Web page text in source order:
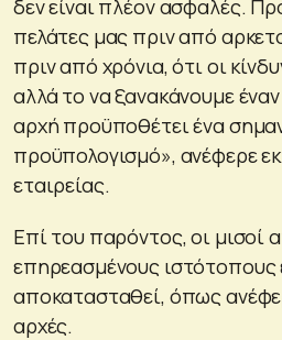
δεν είναι πλέον ασφαλές.
πελάτες μας πριν από
πριν από χρόνια, ότι οι
αλλά το να ξανακάνουμε
αρχή προϋποθέτει ένα
προϋπολογισμό», ανέφερε
εταιρείας.
Επί του παρόντος, οι μισοί
επηρεασμένους ιστότοπους
αποκατασταθεί, όπως
αρχές.